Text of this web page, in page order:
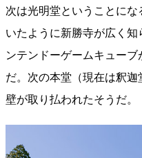
次は光明堂ということに
いたように新勝寺が広く
ンテンドーゲームキュー
だ。次の本堂（現在は釈
壁が取り払われたそうだ。